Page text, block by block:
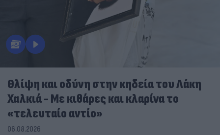
Θλίψη και οδύνη στην κηδεία του Λάκη
Χαλκιά - Με κιθάρες και κλαρίνα το
«τελευταίο αντίο»
06.08.2026